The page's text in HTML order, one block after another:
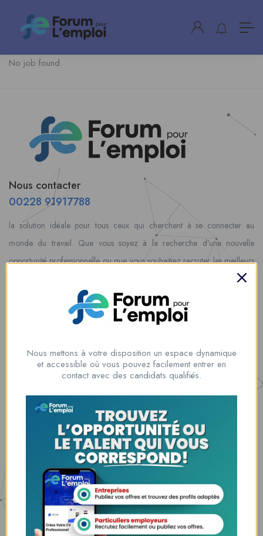
No job found.
Nous contacter
00228 91917788
la solution idéale pour tous ceux qui cherchent à se connecter au
monde du travail. Que vous soyez à la recherche d’une nouvelle
opportunité professionnelle ou que vous souhaitiez recruter les meilleurs
fpe@forumpouremploi.com / 0022891917788
Espaces Candidats
Parcourir les Candidats
Tableau de Bord
Alertes d’Emploi
Postuler en ligne : 5 erreurs courantes à éviter pour maximiser vos
8 Décisions Importantes Pour Ne Pas Vivre Avec Des Regrets
Nous mettons à votre disposition un espace dynamique
et accessible où vous pouvez facilement entrer en
contact avec des candidats qualifiés.